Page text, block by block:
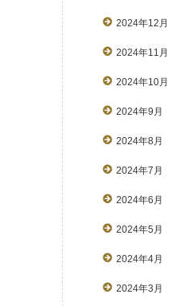
2024年12月
2024年11月
2024年10月
2024年9月
2024年8月
2024年7月
2024年6月
2024年5月
2024年4月
2024年3月